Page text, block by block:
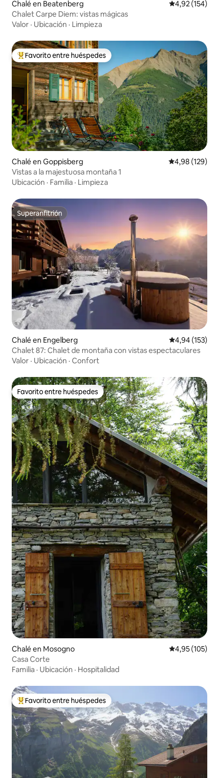
Chalé en Beatenberg Calificación
4,92 (154)
Chalet Carpe Diem: vistas mágicas
Valor · Ubicación · Limpieza
Favorito entre los huéspedes más destacados
Favorito entre huéspedes
Chalé en Goppisberg Calificación
4,98 (129)
Vistas a la majestuosa montaña 1
Ubicación · Familia · Limpieza
Superanfitrión
Superanfitrión
Chalé en Engelberg Calificación
4,94 (153)
Chalet 87: Chalet de montaña con vistas espectaculares
Valor · Ubicación · Confort
Favorito entre huéspedes
Favorito entre huéspedes
Chalé en Mosogno Calificación
4,95 (105)
Casa Corte
Familia · Ubicación · Hospitalidad
Favorito entre los huéspedes más destacados
Favorito entre huéspedes